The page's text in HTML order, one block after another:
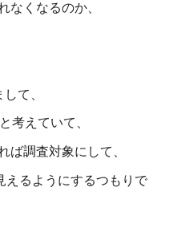
なくなるのか、
て、
考えていて、
ば調査対象にして、
えるようにするつもりで